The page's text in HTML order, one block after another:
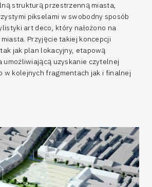
strukturą przestrzenną miasta,
pikselami w swobodny sposób
art deco, który nałożono na
Przyjęcie takiej koncepcji
jak plan lokacyjny, etapową
umożliwiającą uzyskanie czytelnej
w kolejnych fragmentach jak i finalnej